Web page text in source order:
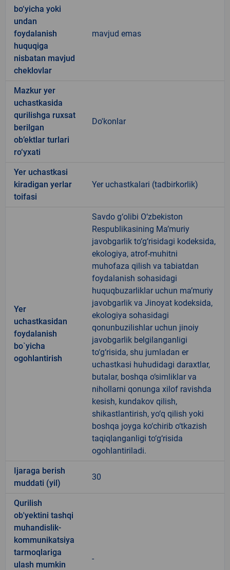
bo‘yicha yoki
undan
foydalanish
huquqiga
nisbatan mavjud
cheklovlar
mavjud emas
Mazkur yer
uchastkasida
qurilishga ruxsat
berilgan
ob’ektlar turlari
ro‘yxati
Do'konlar
Yer uchastkasi
kiradigan yerlar
toifasi
Yer uchastkalari (tadbirkorlik)
Yer
uchastkasidan
foydalanish
bo`yicha
ogohlantirish
Savdo g‘olibi O‘zbekiston
Respublikasining Ma’muriy
javobgarlik to‘g‘risidagi kodeksida,
ekologiya, atrof-muhitni
muhofaza qilish va tabiatdan
foydalanish sohasidagi
huquqbuzarliklar uchun ma’muriy
javobgarlik va Jinoyat kodeksida,
ekologiya sohasidagi
qonunbuzilishlar uchun jinoiy
javobgarlik belgilanganligi
to‘g‘risida, shu jumladan er
uchastkasi huhudidagi daraxtlar,
butalar, boshqa o‘simliklar va
nihollarni qonunga xilof ravishda
kesish, kundakov qilish,
shikastlantirish, yo‘q qilish yoki
boshqa joyga ko‘chirib o‘tkazish
taqiqlanganligi to‘g‘risida
ogohlantiriladi.
Ijaraga berish
muddati (yil)
30
Qurilish
ob'yektini tashqi
muhandislik-
kommunikatsiya
tarmoqlariga
ulash mumkin
-